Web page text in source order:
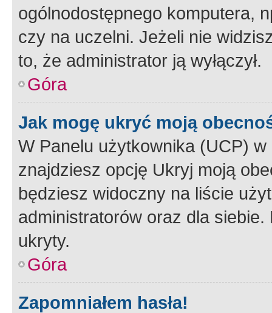
ogólnodostępnego komputera,
czy na uczelni. Jeżeli nie
to, że administrator ją wyłączył.
Góra
Jak mogę ukryć moją
W Panelu użytkownika (UCP) w
znajdziesz opcję Ukryj moją
będziesz widoczny na liście
administratorów oraz dla
ukryty.
Góra
Zapomniałem hasła!